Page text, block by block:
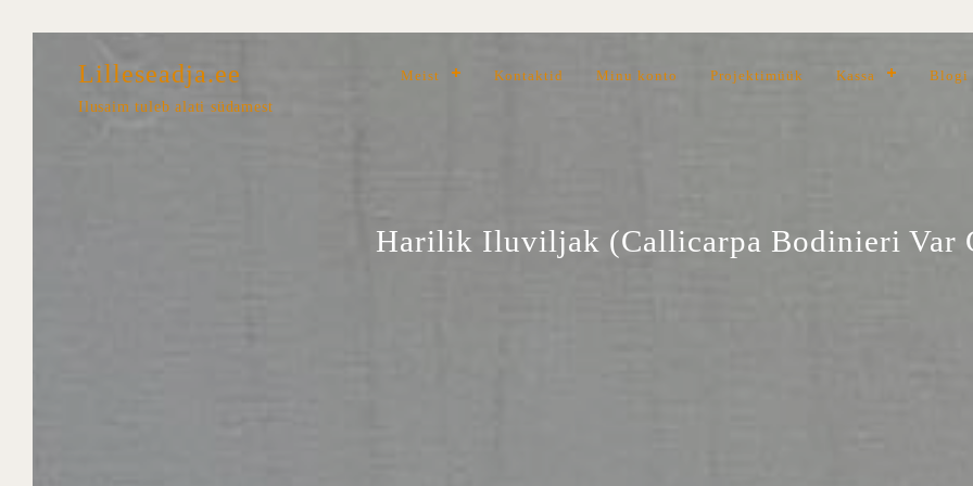
Lilleseadja.ee
Ilusaim tuleb alati südamest
Meist Kontaktid Minu konto Projektimüük Kassa Blogi
Harilik Iluviljak (Callicarpa Bodinieri Var